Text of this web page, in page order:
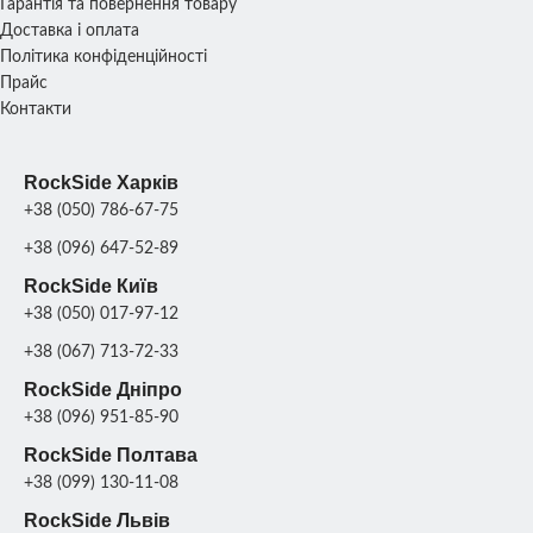
МАТЕРІАЛ Склопластик + метал;
Гарантія та повернення товару
Доставка і оплата
Політика конфіденційності
Прайс
Контакти
RockSide Харків
+38 (050) 786-67-75
+38 (096) 647-52-89
RockSide Київ
+38 (050) 017-97-12
+38 (067) 713-72-33
RockSide Дніпро
+38 (096) 951-85-90
RockSide Полтава
+38 (099) 130-11-08
RockSide Львів